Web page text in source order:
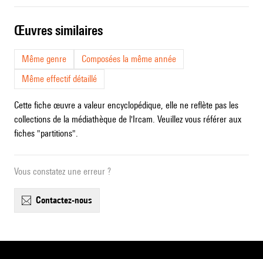
œuvres similaires
Même genre
Composées la même année
Même effectif détaillé
Cette fiche œuvre a valeur encyclopédique, elle ne reflète pas les
collections de la médiathèque de l'Ircam. Veuillez vous référer aux
fiches "partitions".
Vous constatez une erreur ?
contactez-nous